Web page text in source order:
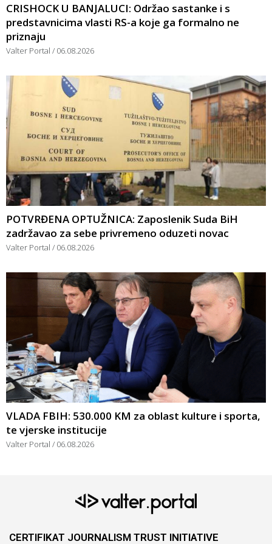
CRISHOCK U BANJALUCI: Održao sastanke i s
predstavnicima vlasti RS-a koje ga formalno ne
priznaju
Valter Portal 06.08.2026
POTVRĐENA OPTUŽNICA: Zaposlenik Suda BiH
zadržavao za sebe privremeno oduzeti novac
Valter Portal 06.08.2026
VLADA FBIH: 530.000 KM za oblast kulture i sporta,
te vjerske institucije
Valter Portal 06.08.2026
CERTIFIKAT JOURNALISM TRUST INITIATIVE